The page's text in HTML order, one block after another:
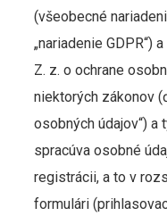
(všeobecné
„nariadenie GDPR“)
Z. z. o ochrane
niektorých zákonov
osobných údajov“)
spracúva osobné
registrácii, a to v
formulári